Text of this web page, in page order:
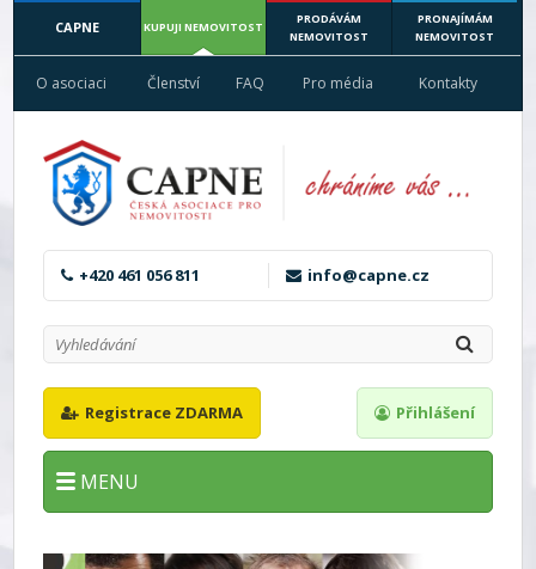
CAPNE KUPUJI NEMOVITOST
PRODÁVÁM
NEMOVITOST
PRONAJÍMÁM
NEMOVITOST
O asociaci Členství FAQ Pro média Kontakty
+420 461 056 811 info@capne.cz
Registrace ZDARMA Přihlášení
MENU